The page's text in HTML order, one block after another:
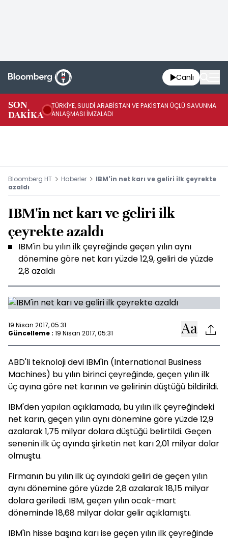
Canlı
SON
DAKİKA
TÜRKİYE, SUUDİ ARABİSTAN VE PAKİSTAN ÜÇLÜ SAVUNMA
ANLAŞMASI İMZALADI
Bloomberg HT Haberler
IBM'in net karı ve geliri ilk çeyrekte
azaldı
IBM'in net karı ve geliri ilk
çeyrekte azaldı
IBM'in bu yılın ilk çeyreğinde geçen yılın aynı
dönemine göre net karı yüzde 12,9, geliri de yüzde
2,8 azaldı
19 Nisan 2017, 05:31
Güncelleme : 19 Nisan 2017, 05:31
ABD'li teknoloji devi IBM'in (International Business
Machines) bu yılın birinci çeyreğinde, geçen yılın ilk
üç ayına göre net karının ve gelirinin düştüğü bildirildi.
IBM'den yapılan açıklamada, bu yılın ilk çeyreğindeki
net karın, geçen yılın aynı dönemine göre yüzde 12,9
azalarak 1,75 milyar dolara düştüğü belirtildi. Geçen
senenin ilk üç ayında şirketin net karı 2,01 milyar dolar
olmuştu.
Firmanın bu yılın ilk üç ayındaki geliri de geçen yılın
aynı dönemine göre yüzde 2,8 azalarak 18,15 milyar
dolara geriledi. IBM, geçen yılın ocak-mart
döneminde 18,68 milyar dolar gelir açıklamıştı.
IBM'in hisse başına karı ise geçen yılın ilk çeyreğinde